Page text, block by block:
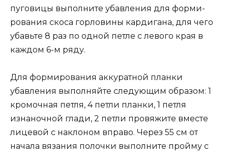
пуговицы выполните убавления для форми-
рования скоса горловины кардигана, для чего
убавьте 8 раз по одной петле с левого края в
каждом 6-м ряду.
Для формирования аккуратной планки
убавления выполняйте следующим образом: 1
кромочная петля, 4 петли планки, 1 петля
изнаночной глади, 2 петли провяжите вместе
лицевой с наклоном вправо. Через 55 см от
начала вязания полочки выполните пройму с